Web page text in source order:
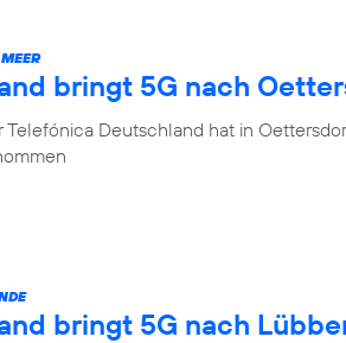
bringt 5G nach
Telefónica Deutschland hat in
bringt 5G nach